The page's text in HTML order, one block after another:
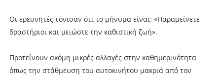
Οι ερευνητές τόνισαν ότι το μήνυμα είναι: «Παραμείνετε
δραστήριοι και μειώστε την καθιστική ζωή».
Προτείνουν ακόμη μικρές αλλαγές στην καθημερινότητα
όπως την στάθμευση του αυτοκινήτου μακριά από τον